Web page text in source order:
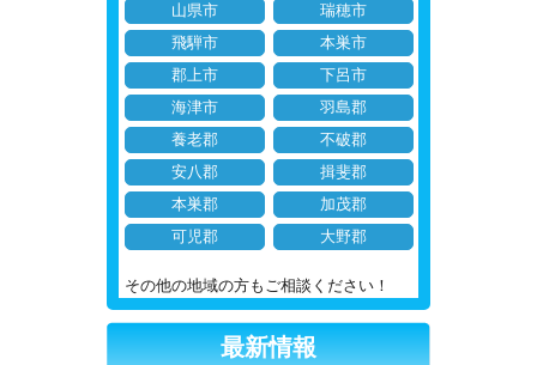
山県市
瑞穂市
飛騨市
本巣市
郡上市
下呂市
海津市
羽島郡
養老郡
不破郡
安八郡
揖斐郡
本巣郡
加茂郡
可児郡
大野郡
その他の地域の方もご相談ください！
最新情報